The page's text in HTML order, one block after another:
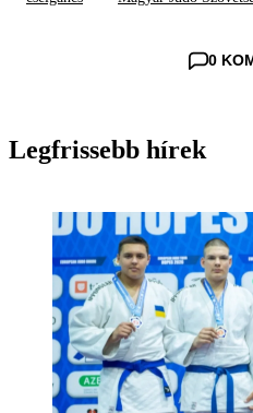
0
Legfrissebb hírek